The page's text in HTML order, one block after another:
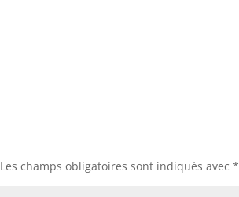
Les champs obligatoires sont indiqués avec*